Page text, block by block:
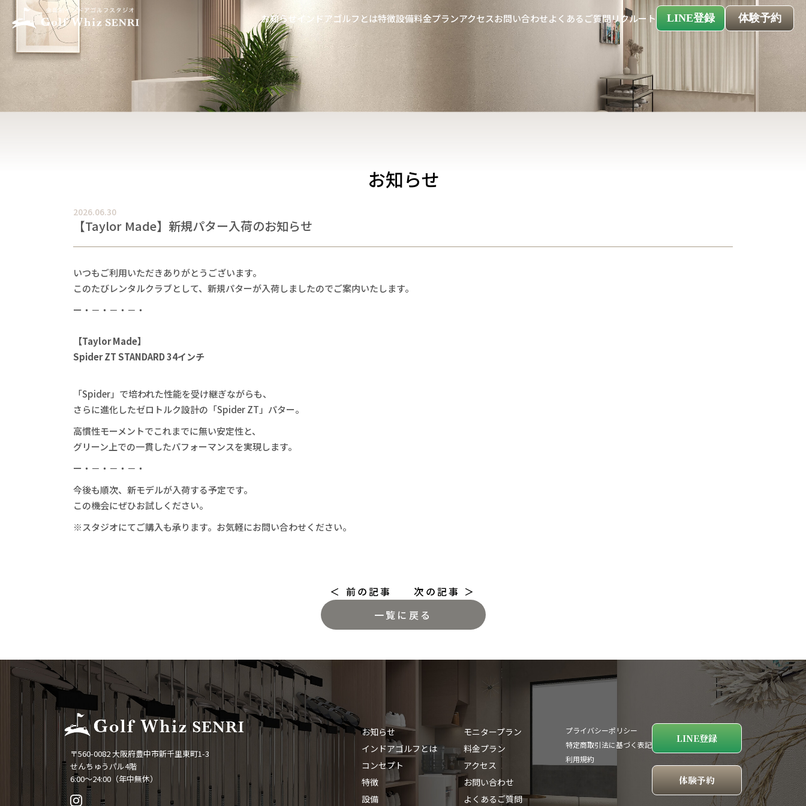
お知らせインドアゴルフとは特徴設備料金プランアクセスお問い合わせよくあるご質問リクルート LINE登録 体験予約
お知らせ
2026.06.30
【Taylor Made】新規パター入荷のお知らせ
いつもご利用いただきありがとうございます。
このたびレンタルクラブとして、新規パターが入荷しましたのでご案内いたします。
ー・－・－・－・
【Taylor Made】
Spider ZT STANDARD 34インチ
「Spider」で培われた性能を受け継ぎながらも、
さらに進化したゼロトルク設計の「Spider ZT」パター。
高慣性モーメントでこれまでに無い安定性と、
グリーン上での一貫したパフォーマンスを実現します。
ー・－・－・－・
今後も順次、新モデルが入荷する予定です。
この機会にぜひお試しください。
※スタジオにてご購入も承ります。お気軽にお問い合わせください。
＜ 前の記事
次の記事 ＞
一覧に戻る
〒560-0082 大阪府豊中市新千里東町1-3
せんちゅうパル4階
6:00〜24:00（年中無休）
お知らせ
インドアゴルフとは
コンセプト
特徴
設備
モニタープラン
料金プラン
アクセス
お問い合わせ
よくあるご質問
プライバシーポリシー
特定商取引法に基づく表記
利用規約
LINE登録
体験予約